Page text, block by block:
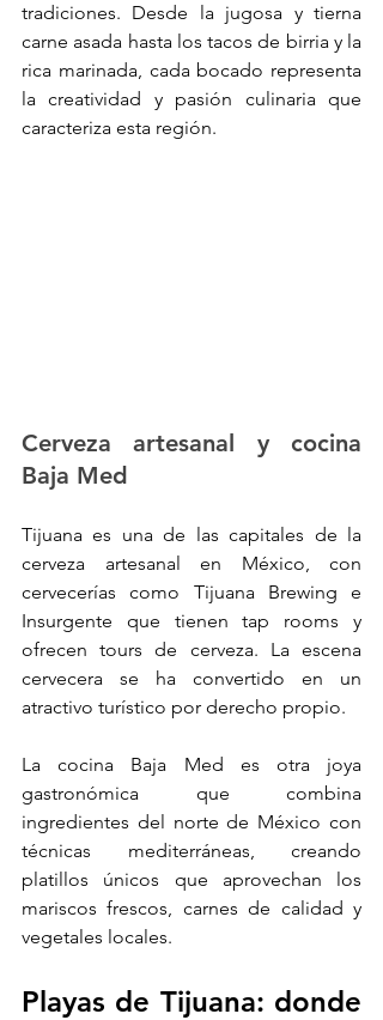
tradiciones. Desde la jugosa y tierna
carne asada hasta los tacos de birria y la
rica marinada, cada bocado representa
la creatividad y pasión culinaria que
caracteriza esta región.
Cerveza artesanal y cocina
Baja Med
Tijuana es una de las capitales de la
cerveza artesanal en México, con
cervecerías como Tijuana Brewing e
Insurgente que tienen tap rooms y
ofrecen tours de cerveza. La escena
cervecera se ha convertido en un
atractivo turístico por derecho propio.
La cocina Baja Med es otra joya
gastronómica que combina
ingredientes del norte de México con
técnicas mediterráneas, creando
platillos únicos que aprovechan los
mariscos frescos, carnes de calidad y
vegetales locales.
Playas de Tijuana: donde